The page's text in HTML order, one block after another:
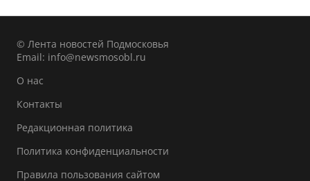
© Лента новостей Подмосковья
Email: info@newsmosobl.ru
О нас
Контакты
Редакционная политика
Политика конфиденциальности
Правила пользования сайтом